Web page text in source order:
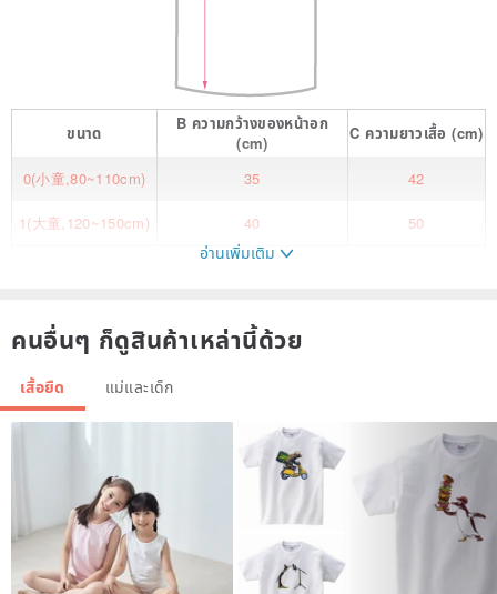
ขนาด B ความกว้างของหน้าอก
(cm)
C ความยาวเสื้อ (cm)
0(小童,80~110cm) 35 42
1(大童,120~150cm) 40 50
makes it even more adorable! It's a playful way to introduce
counting concepts.
Mochi Bunny: Can you find me?! Let's count~ How many bunnies
are hidden inside the steaming basket?
Mochi Bunny: I've made bubble tea three-dimensional! What flavors
would you like to mix? Fill the pocket, give it a shake! A new flavor
อ่านเพิ่มเติม
คนอื่นๆ ก็ดูสินค้าเหล่านี้ด้วย
เสื้อยืด แม่และเด็ก